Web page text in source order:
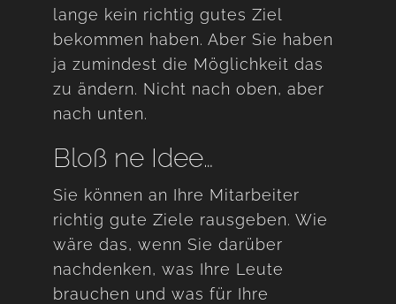
lange kein richtig gutes Ziel
bekommen haben. Aber Sie haben
ja zumindest die Möglichkeit das
zu ändern. Nicht nach oben, aber
nach unten.
Bloß ne Idee…
Sie können an Ihre Mitarbeiter
richtig gute Ziele rausgeben. Wie
wäre das, wenn Sie darüber
nachdenken, was Ihre Leute
brauchen und was für Ihre